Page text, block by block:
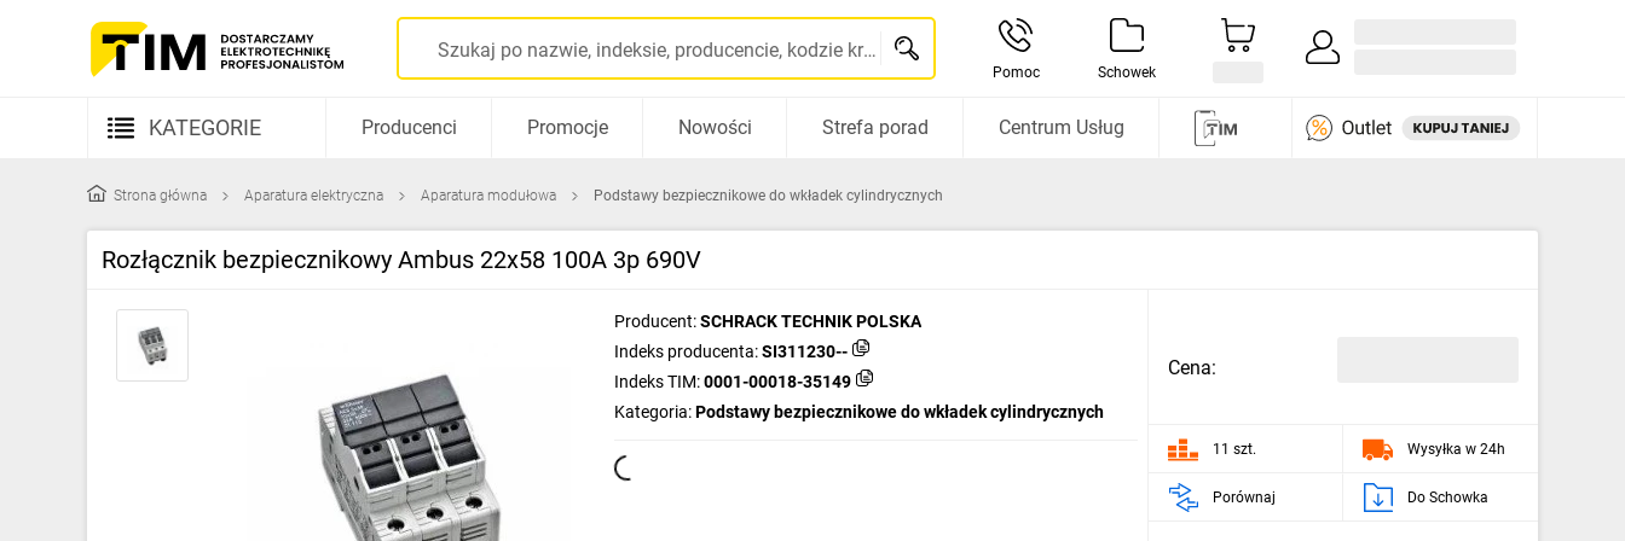
Szukaj po nazwie, indeksie, producencie, kodzie kreskowym...
Pomoc Schowek
KATEGORIE
Kable i przewody
Rozdzielnice i obudowy
Elementy prowadzenia kabli
Producenci Promocje Nowości Strefa porad Centrum Usług
Strona główna Aparatura elektryczna Aparatura modułowa Podstawy bezpiecznikowe do wkładek cylindrycznych
Rozłącznik bezpiecznikowy Ambus 22x58 100A 3p 690V
Producent:SCHRACK TECHNIK POLSKA
Indeks producenta:SI311230--
Indeks TIM:0001-00018-35149
Kategoria:Podstawy bezpiecznikowe do wkładek cylindrycznych
Cena:
11 szt. Wysyłka w 24h
Porównaj Do Schowka